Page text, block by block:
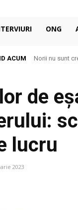
ONG
ACUMNorii nu sunt
Aerul
de
lucru
2023